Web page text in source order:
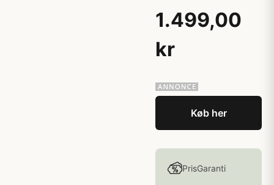
1.499,00
kr
Køb her
PrisGaranti